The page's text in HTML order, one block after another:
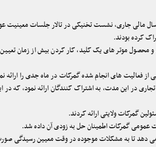
جاری، نشست تخنیکی در تالار جلسات معینیت
کرده بودند.
موتر های یک کلید، کار کردن بیش از زمان
های انجام شده گمرکات در ماه جدی را ارائه
در این مدت، به اشتراک کنندگان ارائه نمود، که
گمرکات ولایتی ارائه کردند.
گمرکات اطمینان حل به زودی آن داده شد.
می دهد تا به مشکلات موجوده در وقت معیین رسیدگی